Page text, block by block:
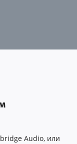
Audio, или